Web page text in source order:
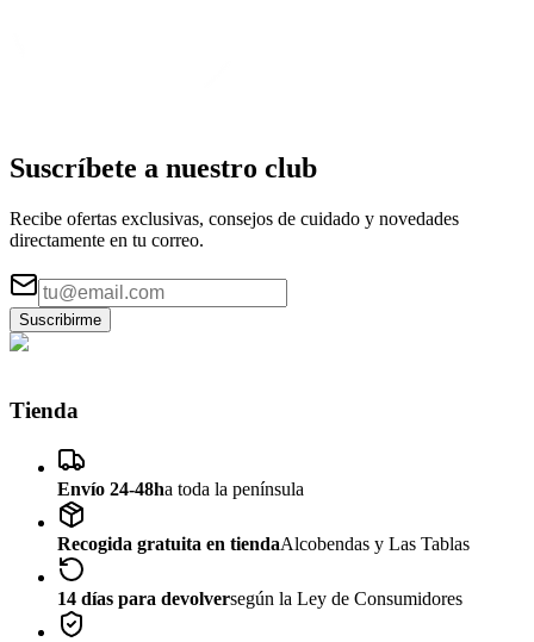
Suscríbete a nuestro club
Recibe ofertas exclusivas, consejos de cuidado y novedades
directamente en tu correo.
Suscribirme
Tienda
Envío 24-48ha toda la península
Recogida gratuita en tiendaAlcobendas y Las Tablas
14 días para devolversegún la Ley de Consumidores